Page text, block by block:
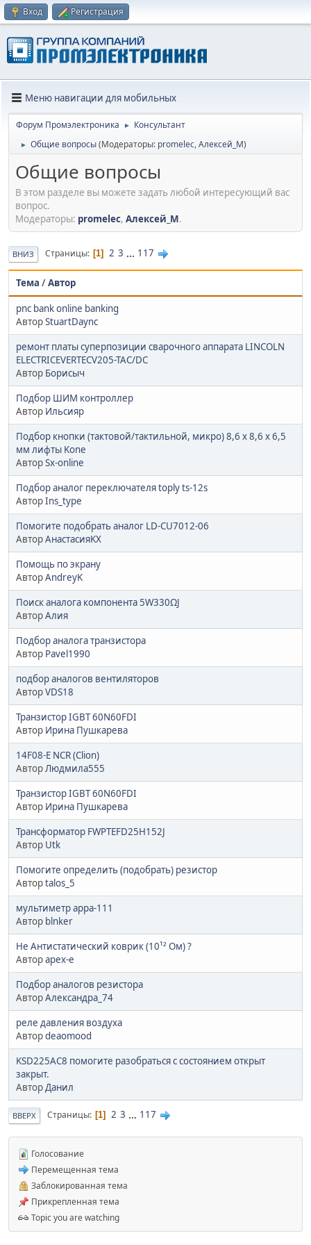
Вход Регистрация
Меню навигации для мобильных
Форум Промэлектроника ► Консультант
► Общие вопросы(Модераторы: promelec,Алексей_М)
Общие вопросы
В этом разделе вы можете задать любой интересующий вас
вопрос.
Модераторы: promelec, Алексей_М.
ВНИЗ Страницы 1 2 3 ... 117
Тема /Автор
pnc bank online banking
АвторStuartDaync
ремонт платы суперпозиции сварочного аппарата LINCOLN
ELECTRICEVERTECV205-TAC/DC
Автор Борисыч
Подбор ШИМ контроллер
Автор Ильсияр
Подбор кнопки (тактовой/тактильной, микро) 8,6 х 8,6 х 6,5
мм лифты Kone
АвторSx-online
Подбор аналог переключателя toply ts-12s
АвторIns_type
Помогите подобрать аналог LD-CU7012-06
АвторАнастасияKX
Помощь по экрану
АвторAndreyK
Поиск аналога компонента 5W330ΩJ
АвторАлия
Подбор аналога транзистора
Автор Pavel1990
подбор аналогов вентиляторов
АвторVDS18
Транзистор IGBT 60N60FDI
Автор Ирина Пушкарева
14F08-E NCR (Clion)
Автор Людмила555
Транзистор IGBT 60N60FDI
Автор Ирина Пушкарева
Трансформатор FWPTEFD25H152J
Автор Utk
Помогите определить (подобрать) резистор
Авторtalos_5
мультиметр арра-111
Автор blnker
Не Антистатический коврик (10¹² Ом) ?
Авторapex-e
Подбор аналогов резистора
АвторАлександра_74
реле давления воздуха
Авторdeaomood
KSD225AC8 помогите разобраться с состоянием открыт
закрыт.
Автор Данил
ВВЕРХ Страницы 1 2 3 ... 117
Голосование
Перемещенная тема
Заблокированная тема
Прикрепленная тема
Topic you are watching